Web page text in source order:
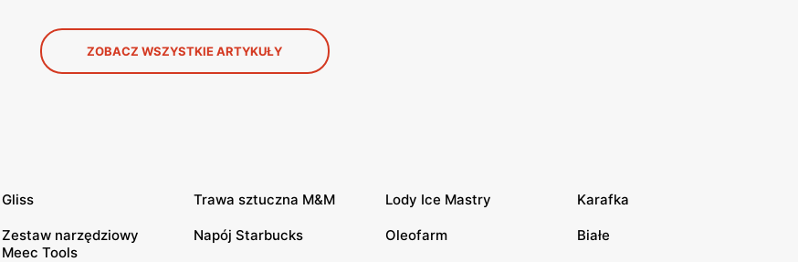
ZOBACZ WSZYSTKIE ARTYKUŁY
Gliss Trawa sztuczna M&M Lody Ice Mastry Karafka
Zestaw narzędziowy
Meec Tools
Napój Starbucks Oleofarm Białe